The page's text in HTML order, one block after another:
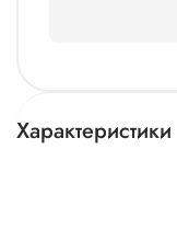
Характеристики